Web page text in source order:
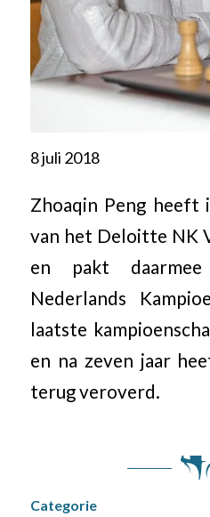
8 juli 2018
Zhoaqin Peng heeft
van het Deloitte NK
en pakt
Nederlands
laatste
en na zeven jaar
terug veroverd.
Categorie